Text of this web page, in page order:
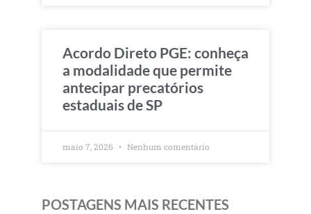
Acordo Direto PGE: conheça
a modalidade que permite
antecipar precatórios
estaduais de SP
maio 7, 2026 Nenhum comentário
POSTAGENS MAIS RECENTES